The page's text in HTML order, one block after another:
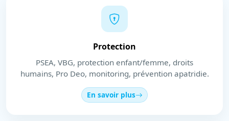
Protection
PSEA, VBG, protection enfant/femme, droits
humains, Pro Deo, monitoring, prévention apatridie.
En savoir plus